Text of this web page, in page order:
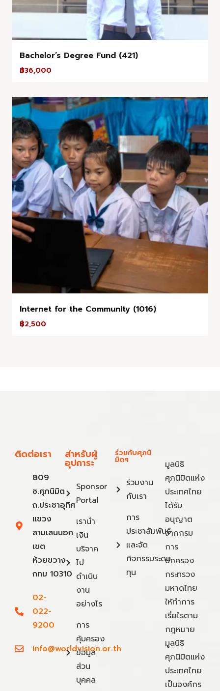
Bachelor’s Degree Fund (421)
฿36,000
Internet for the Community (1016)
฿2,500
ติดต่อเรา
809
ซ.ศุภนิมิต
ถ.ประชาอุทิศ
แขวง
สามเสนนอก
เขต
ห้วยขวาง
กทม 10310
02-
022-
9200
info@worldvision.or.th
สำหรับผู้
อุปการะ
Sponsor
Portal
เรานำ
เงิน
บริจาค
ไป
ดำเนิน
งาน
อย่างไร
การ
คุ้มครอง
ข้อมูล
ส่วน
บุคคล
ร่วมกับศุภนิ
มิตฯ
ร่วมงาน
กับเรา
การ
ประชาสัมพันธ์
และจัด
กิจกรรมระดม
ทุน
มูลนิธิ
ศุภนิมิตแห่ง
ประเทศไทย
ได้รับ
อนุญาต
จากกรม
การ
ปกครอง
กระทรวง
มหาดไทย
ให้ทำการ
เรี่ยไรตาม
กฎหมาย
มูลนิธิ
ศุภนิมิตแห่ง
ประเทศไทย
เป็นองค์กร